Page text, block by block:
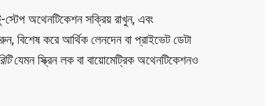
স্টেপ অথেনটিকেশন সক্রিয় রাখুন, এবং
বিশেষ করে আর্থিক লেনদেন বা প্রাইভেট ডেটা
যেমন স্ক্রিন লক বা বায়োমেট্রিক অথেনটিকেশনও